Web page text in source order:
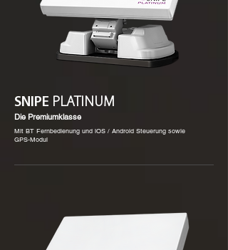
SNIPE PLATINUM
Die Premiumklasse
Mit BT Fernbedienung und iOS / Android Steuerung sowie
GPS-Modul